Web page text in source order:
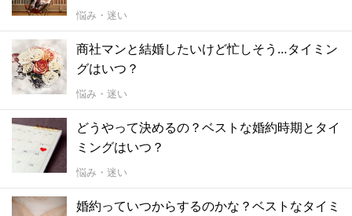
悩み・迷い
商社マンと結婚したいけど忙しそう…タイミン
グはいつ？
悩み・迷い
どうやって決めるの？ベストな婚約時期とタイ
ミングはいつ？
悩み・迷い
婚約っていつからするのかな？ベストなタイミ